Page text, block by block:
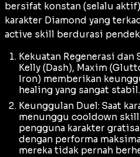
bersifat konstan (selalu
karakter Diamond yang
active skill berdurasi
Kekuatan Regenerasi
Kelly (Dash), Maxim
Iron) memberikan
healing yang sangat stabil.
Keunggulan Duel: Saat
menunggu cooldown skill
pengguna karakter
dengan performa
mereka tidak pernah